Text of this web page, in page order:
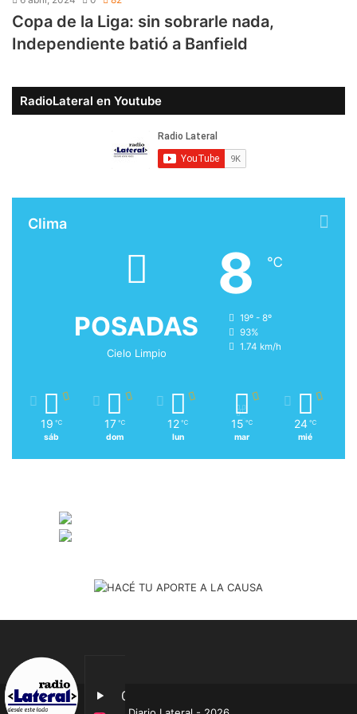
Copa de la Liga: sin sobrarle nada,
Independiente batió a Banfield
RadioLateral en Youtube
Clima
POSADAS
Cielo Limpio
8 ℃
19º - 8º
93%
1.74 km/h
19 ℃
sáb
17 ℃
dom
12 ℃
lun
15 ℃
mar
24 ℃
mié